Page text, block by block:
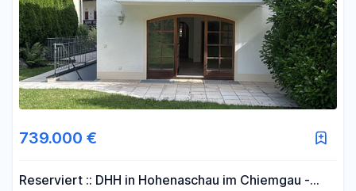
739.000 €
Reserviert :: DHH in Hohenaschau im Chiemgau -